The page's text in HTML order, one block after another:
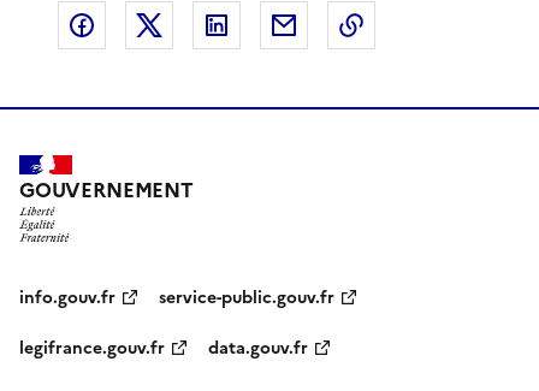
Partager sur Facebook
Partager sur XPartager sur LinkedIn
Partager par email
GOUVERNEMENT
info.gouv.fr
service-public.gouv.fr
legifrance.gouv.fr
data.gouv.fr